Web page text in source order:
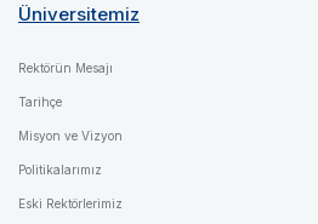
Üniversitemiz
Rektörün Mesajı
Tarihçe
Misyon ve Vizyon
Politikalarımız
Eski Rektörlerimiz